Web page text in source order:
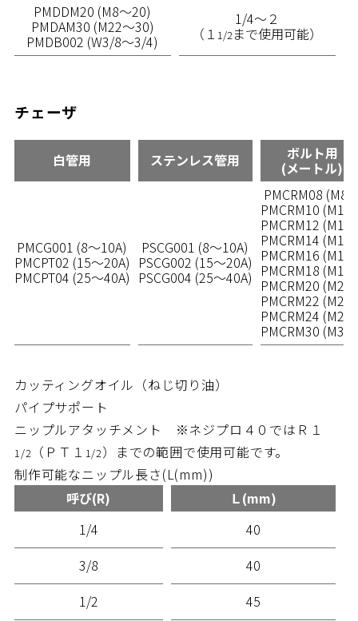
PMDDM20 (M8～20)
PMDAM30 (M22～30)
PMDB002 (W3/8～3/4)
1/4～２
（１ 1/2 まで使用可能）
チェーザ
白管用 ステンレス管用 ボルト用
(メートル)
PMCG001 (8～10A)
PMCPT02 (15～20A)
PMCPT04 (25～40A)
PSCG001 (8～10A)
PSCG002 (15～20A)
PSCG004 (25～40A)
PMCRM08
PMCRM10
PMCRM12
PMCRM14
PMCRM16
PMCRM18
PMCRM20
PMCRM22
PMCRM24
PMCRM30
カッティングオイル（ねじ切り油）
パイプサポート
ニップルアタッチメント ※ネジプロ４０ではＲ１
1/2 （ＰＴ１ 1/2）までの範囲で使用可能です。
制作可能なニップル長さ(L(mm))
呼び(R)
Ｌ(mm)
1/4
40
3/8
40
1/2
45